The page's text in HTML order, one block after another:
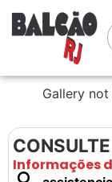
Gallery
Informações